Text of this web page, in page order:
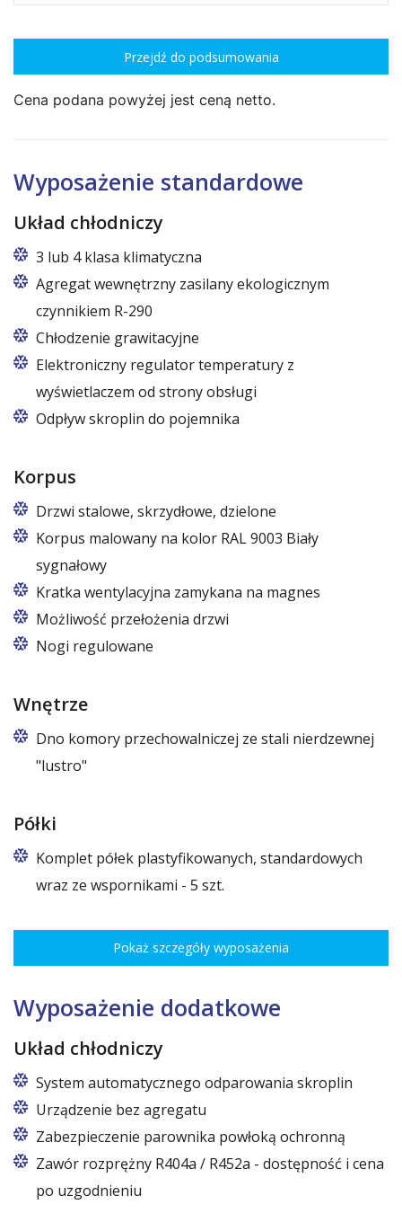
Przejdź do podsumowania
Cena podana powyżej jest ceną netto.
Wyposażenie standardowe
Układ chłodniczy
3 lub 4 klasa klimatyczna
Agregat wewnętrzny zasilany ekologicznym
czynnikiem R-290
Chłodzenie grawitacyjne
Elektroniczny regulator temperatury z
wyświetlaczem od strony obsługi
Odpływ skroplin do pojemnika
Korpus
Drzwi stalowe, skrzydłowe, dzielone
Korpus malowany na kolor RAL 9003 Biały
sygnałowy
Kratka wentylacyjna zamykana na magnes
Możliwość przełożenia drzwi
Nogi regulowane
Wnętrze
Dno komory przechowalniczej ze stali nierdzewnej
"lustro"
Półki
Komplet półek plastyfikowanych, standardowych
wraz ze wspornikami - 5 szt.
wysokości co 7,5 cm pozwala na optymalne rozmieszczenie różnego
rodzaju towaru.
62,5 cm (50,5 cm x 51 cm),
72,5 cm (60,5 cm x 51 cm),
82,5 cm (70,5 cm x 51 cm)
Pokaż szczegóły wyposażenia
Wyposażenie dodatkowe
Układ chłodniczy
System automatycznego odparowania skroplin
Urządzenie bez agregatu
Zabezpieczenie parownika powłoką ochronną
Zawór rozprężny R404a / R452a - dostępność i cena
po uzgodnieniu